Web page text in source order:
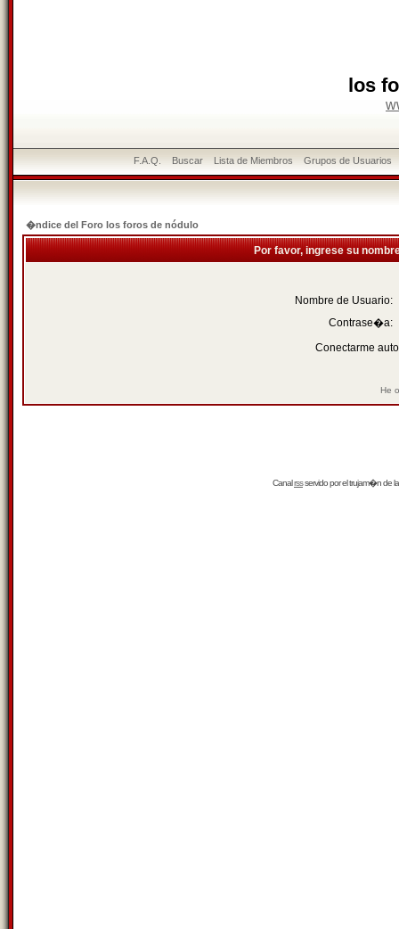
los
F.A.Q. Buscar Lista de Miembros Grupos de Usuarios
�ndice del Foro los foros de nódulo
Por favor, ingrese su
Nombre de Usuario:
Contrase�a:
Conectarme
He
Canalrssservido por eltrujam�nde